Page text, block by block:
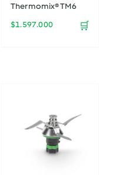
Thermomix® TM6
$1.597.000 🛒